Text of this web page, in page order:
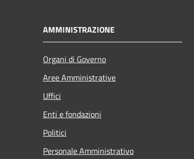
AMMINISTRAZIONE
Organi di Governo
Aree Amministrative
Uffici
Enti e fondazioni
Politici
Personale Amministrativo